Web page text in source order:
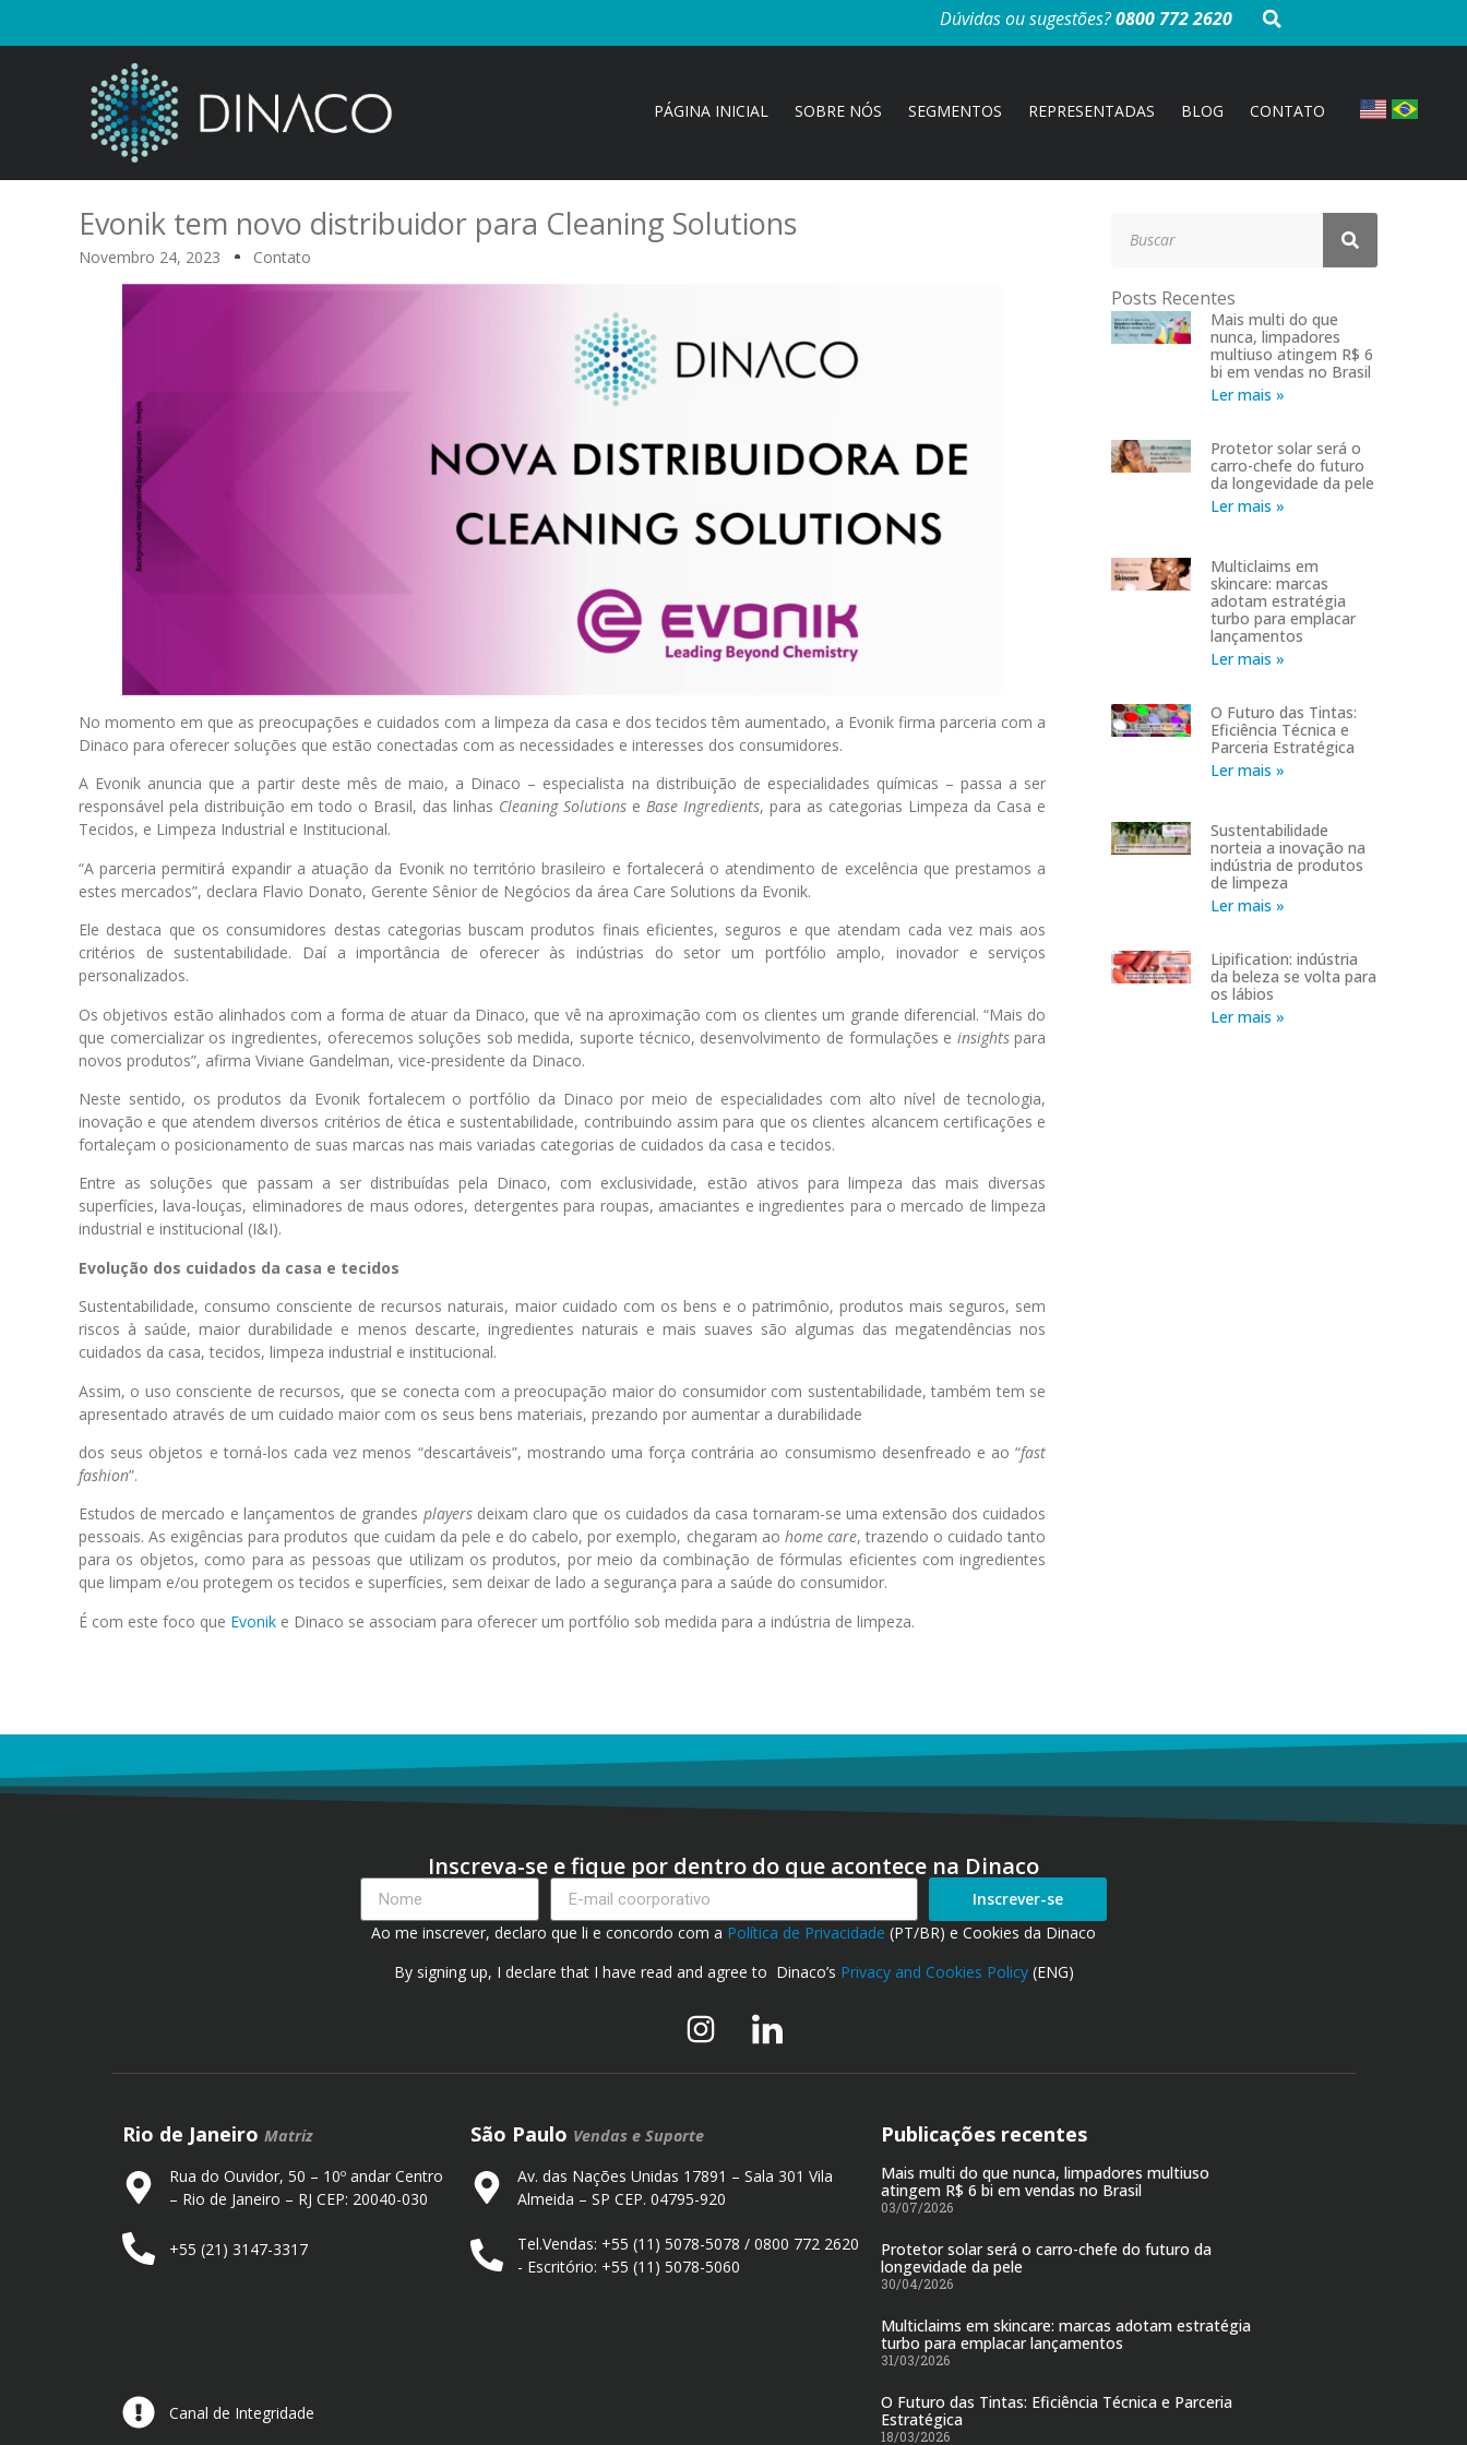
Dúvidas ou sugestões?0800 772 2620
PÁGINA INICIAL SOBRE NÓS SEGMENTOS REPRESENTADAS BLOG CONTATO
Evonik tem novo distribuidor para Cleaning Solutions
Novembro 24, 2023 Contato
No momento em que as preocupações e cuidados com a limpeza da casa e dos tecidos têm aumentado, a Evonik firma parceria com a
Dinaco para oferecer soluções que estão conectadas com as necessidades e interesses dos consumidores.
A Evonik anuncia que a partir deste mês de maio, a Dinaco – especialista na distribuição de especialidades químicas – passa a ser
responsável pela distribuição em todo o Brasil, das linhas Cleaning Solutions eBase Ingredients, para as categorias Limpeza da Casa e
Tecidos, e Limpeza Industrial e Institucional.
“A parceria permitirá expandir a atuação da Evonik no território brasileiro e fortalecerá o atendimento de excelência que prestamos a
estes mercados”, declara Flavio Donato, Gerente Sênior de Negócios da área Care Solutions da Evonik.
Ele destaca que os consumidores destas categorias buscam produtos finais eficientes, seguros e que atendam cada vez mais aos
critérios de sustentabilidade. Daí a importância de oferecer às indústrias do setor um portfólio amplo, inovador e serviços
personalizados.
Os objetivos estão alinhados com a forma de atuar da Dinaco, que vê na aproximação com os clientes um grande diferencial. “Mais do
que comercializar os ingredientes, oferecemos soluções sob medida, suporte técnico, desenvolvimento de formulações e insightspara
novos produtos”, afirma Viviane Gandelman, vice-presidente da Dinaco.
Neste sentido, os produtos da Evonik fortalecem o portfólio da Dinaco por meio de especialidades com alto nível de tecnologia,
inovação e que atendem diversos critérios de ética e sustentabilidade, contribuindo assim para que os clientes alcancem certificações e
fortaleçam o posicionamento de suas marcas nas mais variadas categorias de cuidados da casa e tecidos.
Entre as soluções que passam a ser distribuídas pela Dinaco, com exclusividade, estão ativos para limpeza das mais diversas
superfícies, lava-louças, eliminadores de maus odores, detergentes para roupas, amaciantes e ingredientes para o mercado de limpeza
industrial e institucional (I&I).
Evolução dos cuidados da casa e tecidos
Sustentabilidade, consumo consciente de recursos naturais, maior cuidado com os bens e o patrimônio, produtos mais seguros, sem
riscos à saúde, maior durabilidade e menos descarte, ingredientes naturais e mais suaves são algumas das megatendências nos
cuidados da casa, tecidos, limpeza industrial e institucional.
Assim, o uso consciente de recursos, que se conecta com a preocupação maior do consumidor com sustentabilidade, também tem se
apresentado através de um cuidado maior com os seus bens materiais, prezando por aumentar a durabilidade
dos seus objetos e torná-los cada vez menos “descartáveis”, mostrando uma força contrária ao consumismo desenfreado e ao “fast
fashion”.
Estudos de mercado e lançamentos de grandes playersdeixam claro que os cuidados da casa tornaram-se uma extensão dos cuidados
pessoais. As exigências para produtos que cuidam da pele e do cabelo, por exemplo, chegaram ao home care, trazendo o cuidado tanto
para os objetos, como para as pessoas que utilizam os produtos, por meio da combinação de fórmulas eficientes com ingredientes
que limpam e/ou protegem os tecidos e superfícies, sem deixar de lado a segurança para a saúde do consumidor.
É com este foco que Evonik e Dinaco se associam para oferecer um portfólio sob medida para a indústria de limpeza.
Posts Recentes
Mais multi do que
nunca, limpadores
multiuso atingem R$ 6
bi em vendas no Brasil
Ler mais »
Protetor solar será o
carro-chefe do futuro
da longevidade da pele
Ler mais »
Multiclaims em
skincare: marcas
adotam estratégia
turbo para emplacar
lançamentos
Ler mais »
O Futuro das Tintas:
Eficiência Técnica e
Parceria Estratégica
Ler mais »
Sustentabilidade
norteia a inovação na
indústria de produtos
de limpeza
Ler mais »
Lipification: indústria
da beleza se volta para
os lábios
Ler mais »
Inscreva-se e fique por dentro do que acontece na Dinaco
Inscrever-se
Ao me inscrever, declaro que li e concordo com a Política de Privacidade (PT/BR) e Cookies da Dinaco
By signing up, I declare that I have read and agree to Dinaco’s Privacy and Cookies Policy(ENG)
Rio de Janeiro Matriz
Rua do Ouvidor, 50 – 10º andar Centro
– Rio de Janeiro – RJ CEP: 20040-030
+55 (21) 3147-3317
Canal de Integridade
São Paulo Vendas e Suporte
Av. das Nações Unidas 17891 – Sala 301 Vila
Almeida – SP CEP. 04795-920
Tel.Vendas: +55 (11) 5078-5078 / 0800 772 2620
- Escritório: +55 (11) 5078-5060
Publicações recentes
Mais multi do que nunca, limpadores multiuso
atingem R$ 6 bi em vendas no Brasil
03/07/2026
Protetor solar será o carro-chefe do futuro da
longevidade da pele
30/04/2026
Multiclaims em skincare: marcas adotam estratégia
turbo para emplacar lançamentos
31/03/2026
O Futuro das Tintas: Eficiência Técnica e Parceria
Estratégica
18/03/2026